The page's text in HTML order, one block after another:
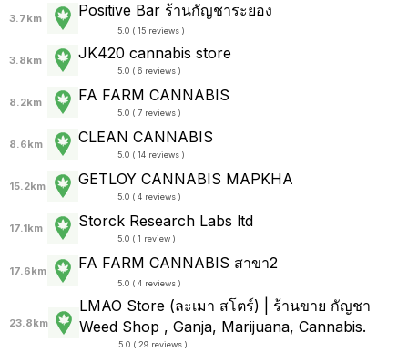
3.7km Positive Bar ร้านกัญชาระยอง
5.0 ( 15 reviews )
3.8km JK420 cannabis store
5.0 ( 6 reviews )
8.2km FA FARM CANNABIS
5.0 ( 7 reviews )
8.6km CLEAN CANNABIS
5.0 ( 14 reviews )
15.2km GETLOY CANNABIS MAPKHA
5.0 ( 4 reviews )
17.1km Storck Research Labs ltd
5.0 ( 1 review )
17.6km FA FARM CANNABIS สาขา2
5.0 ( 4 reviews )
23.8km
LMAO Store (ละเมา สโตร์) | ร้านขาย กัญชา
Weed Shop , Ganja, Marijuana, Cannabis.
5.0 ( 29 reviews )